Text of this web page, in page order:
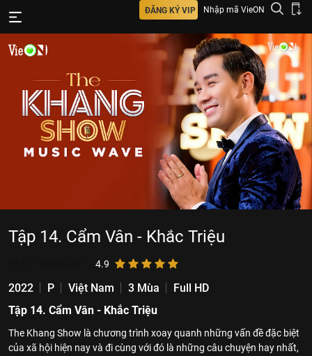
ĐĂNG KÝ VIP Nhập mã VieON
Tập 14. Cẩm Vân - Khắc Triệu
4.9
2022 P Việt Nam 3 Mùa
Full HD
Tập 14. Cẩm Vân - Khắc Triệu
The Khang Show là chương trình xoay quanh những vấn đề đặc biệt
của xã hội hiện nay và đi cùng với đó là những câu chuyện hay nhất,